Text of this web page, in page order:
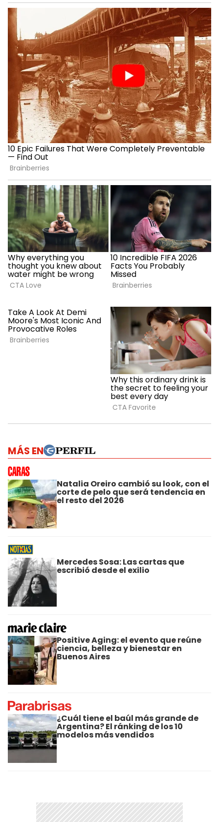
MÁS EN
Natalia Oreiro cambió su look, con el
corte de pelo que será tendencia en
el resto del 2026
Mercedes Sosa: Las cartas que
escribió desde el exilio
Positive Aging: el evento que reúne
ciencia, belleza y bienestar en
Buenos Aires
¿Cuál tiene el baúl más grande de
Argentina? El ránking de los 10
modelos más vendidos